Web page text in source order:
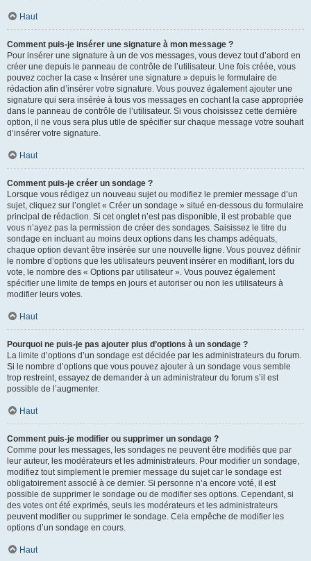
Haut
Comment puis-je insérer une signature à mon message ?
Pour insérer une signature à un de vos messages, vous devez tout d’abord en
créer une depuis le panneau de contrôle de l’utilisateur. Une fois créée, vous
pouvez cocher la case « Insérer une signature » depuis le formulaire de
rédaction afin d’insérer votre signature. Vous pouvez également ajouter une
signature qui sera insérée à tous vos messages en cochant la case appropriée
dans le panneau de contrôle de l’utilisateur. Si vous choisissez cette dernière
option, il ne vous sera plus utile de spécifier sur chaque message votre souhait
d’insérer votre signature.
Haut
Comment puis-je créer un sondage ?
Lorsque vous rédigez un nouveau sujet ou modifiez le premier message d’un
sujet, cliquez sur l’onglet « Créer un sondage » situé en-dessous du formulaire
principal de rédaction. Si cet onglet n’est pas disponible, il est probable que
vous n’ayez pas la permission de créer des sondages. Saisissez le titre du
sondage en incluant au moins deux options dans les champs adéquats,
chaque option devant être insérée sur une nouvelle ligne. Vous pouvez définir
le nombre d’options que les utilisateurs peuvent insérer en modifiant, lors du
vote, le nombre des « Options par utilisateur ». Vous pouvez également
spécifier une limite de temps en jours et autoriser ou non les utilisateurs à
modifier leurs votes.
Haut
Pourquoi ne puis-je pas ajouter plus d’options à un sondage ?
La limite d’options d’un sondage est décidée par les administrateurs du forum.
Si le nombre d’options que vous pouvez ajouter à un sondage vous semble
trop restreint, essayez de demander à un administrateur du forum s’il est
possible de l’augmenter.
Haut
Comment puis-je modifier ou supprimer un sondage ?
Comme pour les messages, les sondages ne peuvent être modifiés que par
leur auteur, les modérateurs et les administrateurs. Pour modifier un sondage,
modifiez tout simplement le premier message du sujet car le sondage est
obligatoirement associé à ce dernier. Si personne n’a encore voté, il est
possible de supprimer le sondage ou de modifier ses options. Cependant, si
des votes ont été exprimés, seuls les modérateurs et les administrateurs
peuvent modifier ou supprimer le sondage. Cela empêche de modifier les
options d’un sondage en cours.
Haut